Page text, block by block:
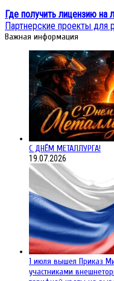
Где получить лицензию на
Партнерские проекты для
Важная информация
С ДНЁМ МЕТАЛЛУРГА!
19.07.2026
1 июля вышел Приказ
участниками